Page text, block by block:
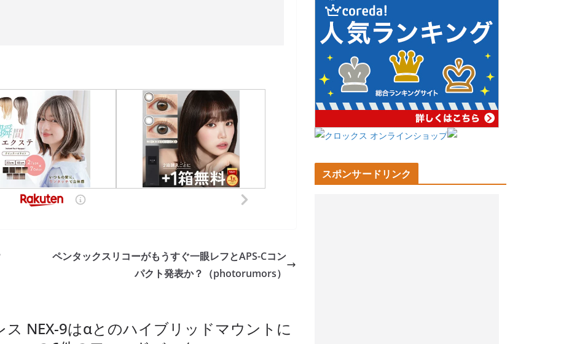
ペンタックスリコーがもうすぐ一眼レフとAPS-Cコン
パクト発表か？（photorumors）
NEX-9はαとのハイブリッドマウントに
スポンサードリンク